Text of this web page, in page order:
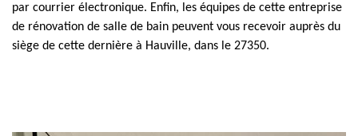
par courrier électronique. Enfin, les équipes de cette entreprise
de rénovation de salle de bain peuvent vous recevoir auprès du
siège de cette dernière à Hauville, dans le 27350.